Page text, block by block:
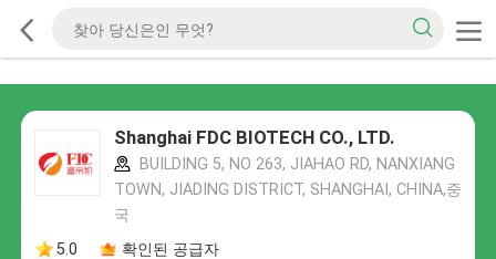
Shanghai FDC BIOTECH CO., LTD.
BUILDING 5, NO 263, JIAHAO RD, NANXIANG
TOWN, JIADING DISTRICT, SHANGHAI, CHINA,중
국
5.0
확인된 공급자